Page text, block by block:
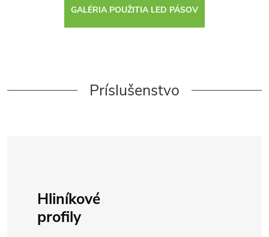
GALÉRIA POUŽITIA LED PÁSOV
Príslušenstvo
Hliníkové
profily